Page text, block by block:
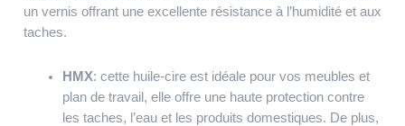
un vernis offrant une excellente résistance à l’humidité et aux
taches.
HMX: cette huile-cire est idéale pour vos meubles et
plan de travail, elle offre une haute protection contre
les taches, l’eau et les produits domestiques. De plus,